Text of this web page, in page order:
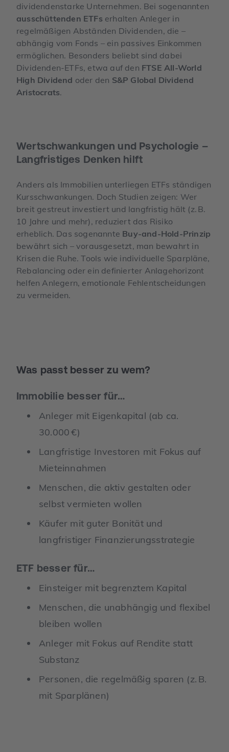
dividendenstarke Unternehmen. Bei sogenannten
ausschüttenden ETFs erhalten Anleger in
regelmäßigen Abständen Dividenden, die –
abhängig vom Fonds – ein passives Einkommen
ermöglichen. Besonders beliebt sind dabei
Dividenden-ETFs, etwa auf den FTSE All-World
High Dividend oder den S&P Global Dividend
Aristocrats.
Wertschwankungen und Psychologie –
Langfristiges Denken hilft
Anders als Immobilien unterliegen ETFs ständigen
Kursschwankungen. Doch Studien zeigen: Wer
breit gestreut investiert und langfristig hält (z. B.
10 Jahre und mehr), reduziert das Risiko
erheblich. Das sogenannte Buy-and-Hold-Prinzip
bewährt sich – vorausgesetzt, man bewahrt in
Krisen die Ruhe. Tools wie individuelle Sparpläne,
Rebalancing oder ein definierter Anlagehorizont
helfen Anlegern, emotionale Fehlentscheidungen
zu vermeiden.
Was passt besser zu wem?
Immobilie besser für…
Anleger mit Eigenkapital (ab ca.
30.000 €)
Langfristige Investoren mit Fokus auf
Mieteinnahmen
Menschen, die aktiv gestalten oder
selbst vermieten wollen
Käufer mit guter Bonität und
langfristiger Finanzierungsstrategie
ETF besser für…
Einsteiger mit begrenztem Kapital
Menschen, die unabhängig und flexibel
bleiben wollen
Anleger mit Fokus auf Rendite statt
Substanz
Personen, die regelmäßig sparen (z. B.
mit Sparplänen)